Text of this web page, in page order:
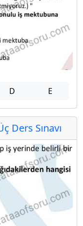
D E
Ders Sınavı